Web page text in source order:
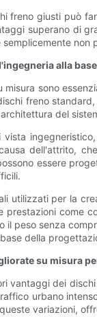
freno giusti può
superano di
non
alla
misura sono
freno
del
dell'attrito,
essere
utilizzati per la
prestazioni come
il peso senza
della
su misura
vantaggi dei
urbano
variazioni,